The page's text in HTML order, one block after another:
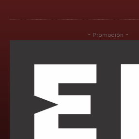
- Promoción -